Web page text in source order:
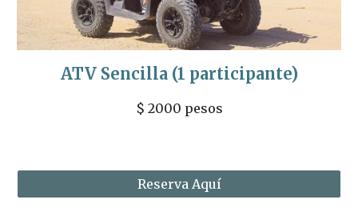
ATV Sencilla (1 participante)
$ 2000 pesos
Reserva Aquí